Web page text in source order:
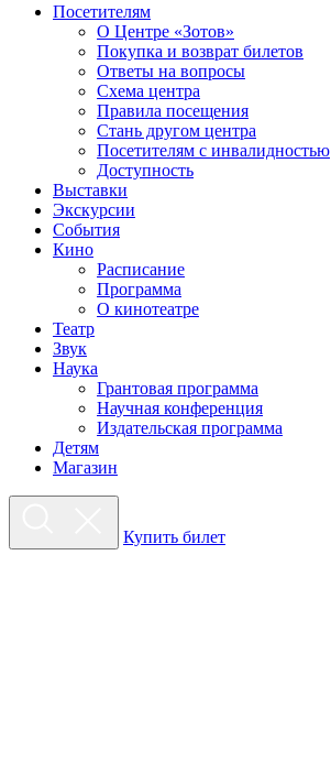
Посетителям
О Центре «Зотов»
Покупка и возврат билетов
Ответы на вопросы
Схема центра
Правила посещения
Стань другом центра
Посетителям с инвалидностью
Доступность
Выставки
Экскурсии
События
Кино
Расписание
Программа
О кинотеатре
Театр
Звук
Наука
Грантовая программа
Научная конференция
Издательская программа
Детям
Магазин
Купить билет